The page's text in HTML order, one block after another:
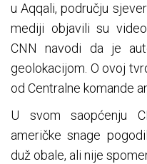
u Aqqali, području
mediji objavili su
CNN navodi da je
geolokacijom. O ovoj
od Centralne komande
U svom saopćenju
američke snage
duž obale, ali nije